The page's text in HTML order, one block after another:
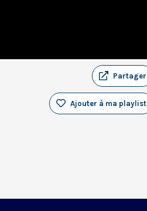
Partager
Ajouter à ma playlist